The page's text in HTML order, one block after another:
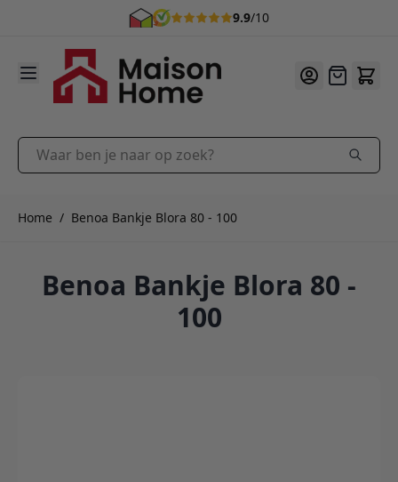
9.9/10
Ga naar de inhoud
Offerte
Waar ben je naar op zoek?
Home / Benoa Bankje Blora 80 - 100
Benoa Bankje Blora 80 -
100